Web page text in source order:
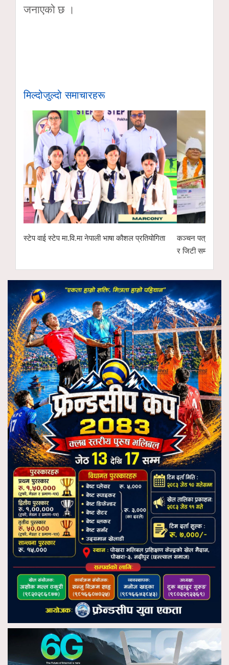
जनाएको छ ।
मिल्दोजुल्दो समाचारहरू
स्टेप वाई स्टेप मा.वि.मा नेपाली भाषा कौशल प्रतियोगिता
कञ्चन
र जिटी सम्मानित